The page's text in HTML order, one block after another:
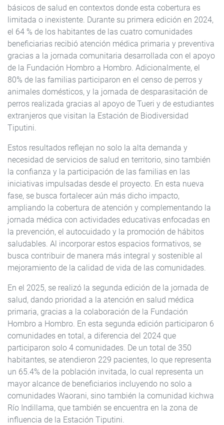
básicos de salud en contextos donde esta cobertura es
limitada o inexistente. Durante su primera edición en 2024,
el 64 % de los habitantes de las cuatro comunidades
beneficiarias recibió atención médica primaria y preventiva
gracias a la jornada comunitaria desarrollada con el apoyo
de la Fundación Hombro a Hombro. Adicionalmente, el
80% de las familias participaron en el censo de perros y
animales domésticos, y la jornada de desparasitación de
perros realizada gracias al apoyo de Tueri y de estudiantes
extranjeros que visitan la Estación de Biodiversidad
Tiputini.
Estos resultados reflejan no solo la alta demanda y
necesidad de servicios de salud en territorio, sino también
la confianza y la participación de las familias en las
iniciativas impulsadas desde el proyecto. En esta nueva
fase, se busca fortalecer aún más dicho impacto,
ampliando la cobertura de atención y complementando la
jornada médica con actividades educativas enfocadas en
la prevención, el autocuidado y la promoción de hábitos
saludables. Al incorporar estos espacios formativos, se
busca contribuir de manera más integral y sostenible al
mejoramiento de la calidad de vida de las comunidades.
En el 2025, se realizó la segunda edición de la jornada de
salud, dando prioridad a la atención en salud médica
primaria, gracias a la colaboración de la Fundación
Hombro a Hombro. En esta segunda edición participaron 6
comunidades en total, a diferencia del 2024 que
participaron solo 4 comunidades. De un total de 350
habitantes, se atendieron 229 pacientes, lo que representa
un 65.4% de la población invitada, lo cual representa un
mayor alcance de beneficiarios incluyendo no solo a
comunidades Waorani, sino también la comunidad kichwa
Río Indillama, que también se encuentra en la zona de
influencia de la Estación Tiputini.